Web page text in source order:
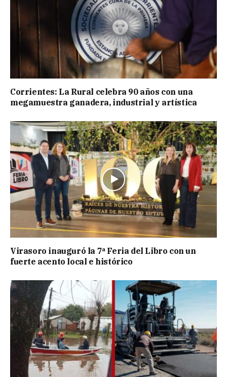
Corrientes: La Rural celebra 90 años con una
megamuestra ganadera, industrial y artística
Virasoro inauguró la 7ª Feria del Libro con un
fuerte acento local e histórico